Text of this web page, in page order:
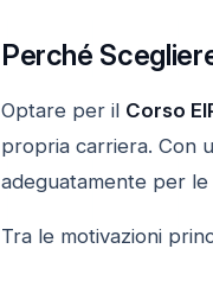
Perché
Optare per il Corso
propria carriera. Con
adeguatamente per
Tra le motivazioni